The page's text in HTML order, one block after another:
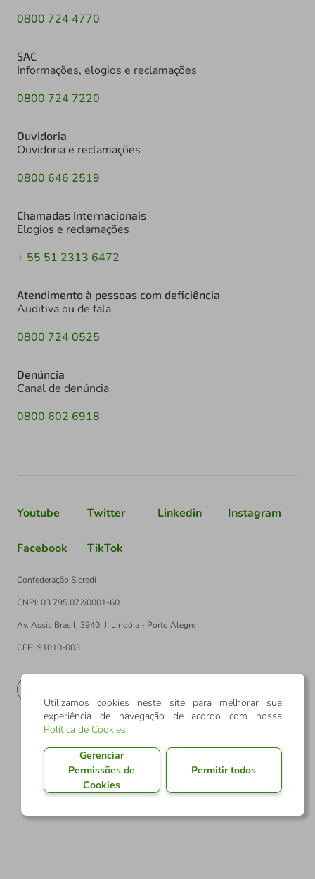
0800 724 4770
SAC
Informações, elogios e reclamações
0800 724 7220
Ouvidoria
Ouvidoria e reclamações
0800 646 2519
Chamadas Internacionais
Elogios e reclamações
+ 55 51 2313 6472
Atendimento à pessoas com deficiência
Auditiva ou de fala
0800 724 0525
Denúncia
Canal de denúncia
0800 602 6918
Youtube Twitter Linkedin Instagram
Facebook TikTok
Confederação Sicredi
CNPJ: 03.795.072/0001-60
Av. Assis Brasil, 3940, J. Lindóia - Porto Alegre
CEP: 91010-003
Utilizamos cookies neste site para melhorar sua
experiência de navegação de acordo com nossa
Política de Cookies.
Gerenciar
Permissões de
Cookies
Permitir todos